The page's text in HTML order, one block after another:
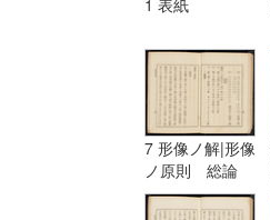
7 形像ノ解|形像
ノ原則 総論